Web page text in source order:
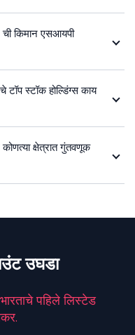
किमान एसआयपी
टॉप स्टॉक होल्डिंग्स काय
क्षेत्रात गुंतवणूक
उघडा
भारताचे पहिले लिस्टेड